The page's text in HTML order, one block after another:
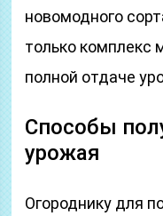
новомодного
только комплекс
полной отдаче
Способы
урожая
Огороднику для